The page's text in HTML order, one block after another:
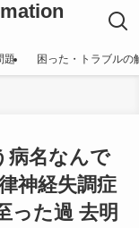
題 困った・トラブルの
病名なんで
神経失調症
った過 去明